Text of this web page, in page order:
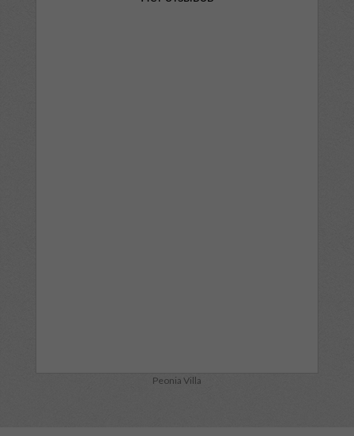
Peonia Villa